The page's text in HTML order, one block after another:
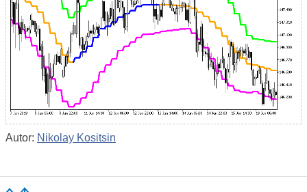
Autor: Nikolay Kositsin